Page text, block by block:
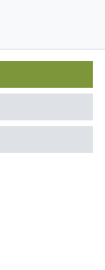
unserem